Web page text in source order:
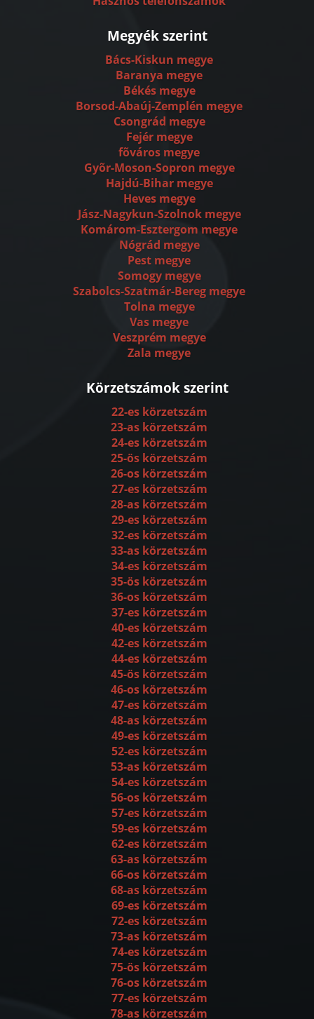
Megyék szerint
Bács-Kiskun megye
Baranya megye
Békés megye
Borsod-Abaúj-Zemplén megye
Csongrád megye
Fejér megye
fõváros megye
Gyõr-Moson-Sopron megye
Hajdú-Bihar megye
Heves megye
Jász-Nagykun-Szolnok megye
Komárom-Esztergom megye
Nógrád megye
Pest megye
Somogy megye
Szabolcs-Szatmár-Bereg megye
Tolna megye
Vas megye
Veszprém megye
Zala megye
Körzetszámok szerint
22-es körzetszám
23-as körzetszám
24-es körzetszám
25-ös körzetszám
26-os körzetszám
27-es körzetszám
28-as körzetszám
29-es körzetszám
32-es körzetszám
33-as körzetszám
34-es körzetszám
35-ös körzetszám
36-os körzetszám
37-es körzetszám
40-es körzetszám
42-es körzetszám
44-es körzetszám
45-ös körzetszám
46-os körzetszám
47-es körzetszám
48-as körzetszám
49-es körzetszám
52-es körzetszám
53-as körzetszám
54-es körzetszám
56-os körzetszám
57-es körzetszám
59-es körzetszám
62-es körzetszám
63-as körzetszám
66-os körzetszám
68-as körzetszám
69-es körzetszám
72-es körzetszám
73-as körzetszám
74-es körzetszám
75-ös körzetszám
76-os körzetszám
77-es körzetszám
78-as körzetszám